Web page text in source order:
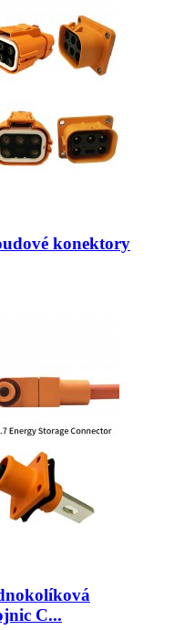
konektory
C...